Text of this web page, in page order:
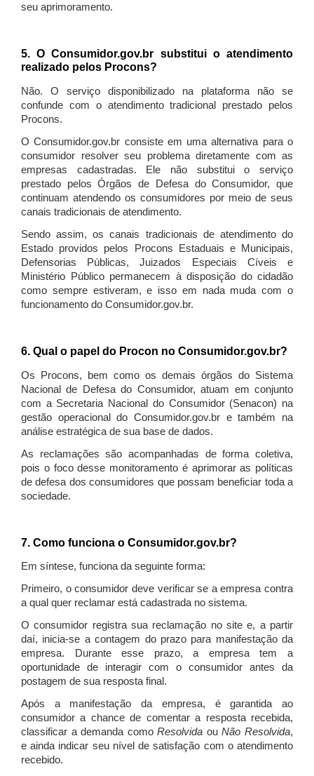
seu aprimoramento.
5. O Consumidor.gov.br substitui o atendimento
realizado pelos Procons?
Não. O serviço disponibilizado na plataforma não se
confunde com o atendimento tradicional prestado pelos
Procons.
O Consumidor.gov.br consiste em uma alternativa para o
consumidor resolver seu problema diretamente com as
empresas cadastradas. Ele não substitui o serviço
prestado pelos Órgãos de Defesa do Consumidor, que
continuam atendendo os consumidores por meio de seus
canais tradicionais de atendimento.
Sendo assim, os canais tradicionais de atendimento do
Estado providos pelos Procons Estaduais e Municipais,
Defensorias Públicas, Juizados Especiais Cíveis e
Ministério Público permanecem à disposição do cidadão
como sempre estiveram, e isso em nada muda com o
funcionamento do Consumidor.gov.br.
6. Qual o papel do Procon no Consumidor.gov.br?
Os Procons, bem como os demais órgãos do Sistema
Nacional de Defesa do Consumidor, atuam em conjunto
com a Secretaria Nacional do Consumidor (Senacon) na
gestão operacional do Consumidor.gov.br e também na
análise estratégica de sua base de dados.
As reclamações são acompanhadas de forma coletiva,
pois o foco desse monitoramento é aprimorar as políticas
de defesa dos consumidores que possam beneficiar toda a
sociedade.
7. Como funciona o Consumidor.gov.br?
Em síntese, funciona da seguinte forma:
Primeiro, o consumidor deve verificar se a empresa contra
a qual quer reclamar está cadastrada no sistema.
O consumidor registra sua reclamação no site e, a partir
daí, inicia-se a contagem do prazo para manifestação da
empresa. Durante esse prazo, a empresa tem a
oportunidade de interagir com o consumidor antes da
postagem de sua resposta final.
Após a manifestação da empresa, é garantida ao
consumidor a chance de comentar a resposta recebida,
classificar a demanda comoResolvida ouNão Resolvida,
e ainda indicar seu nível de satisfação com o atendimento
recebido.